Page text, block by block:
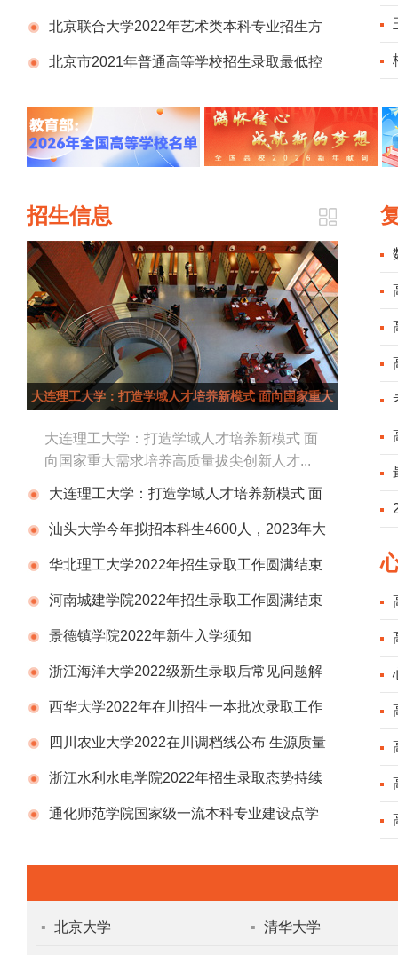
制分数线
北京联合大学2022年艺术类本科专业招生方
案公告北京市2021年普通高等学校招生录取最低控
招生信息
大连理工大学：打造学域人才培养新模式 面向国家重大
大连理工大学：打造学域人才培养新模式 面
向国家重大需求培养高质量拔尖创新人才...
大连理工大学：打造学域人才培养新模式 面
向国家重大需求培养高质量拔尖创新人才
汕头大学今年拟招本科生4600人，2023年大
部分新生入读东海岸校区
华北理工大学2022年招生录取工作圆满结束
河南城建学院2022年招生录取工作圆满结束
景德镇学院2022年新生入学须知
浙江海洋大学2022级新生录取后常见问题解
答汇总西华大学2022年在川招生一本批次录取工作
启动四川农业大学2022在川调档线公布 生源质量
稳中有升
浙江水利水电学院2022年招生录取态势持续
向好、生源质量稳中有升
通化师范学院国家级一流本科专业建设点学
查
▪ 北京大学 ▪ 清华大学